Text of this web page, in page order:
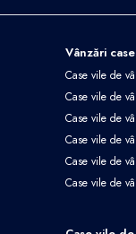
Vânzări
Case vile de
Case vile de
Case vile de
Case vile de
Case vile de
Case vile de